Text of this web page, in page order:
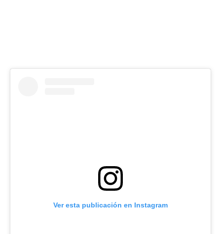
Ver esta publicación en Instagram